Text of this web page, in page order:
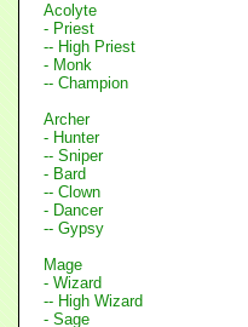
Acolyte
- Priest
-- High Priest
- Monk
-- Champion
Archer
- Hunter
-- Sniper
- Bard
-- Clown
- Dancer
-- Gypsy
Mage
- Wizard
-- High Wizard
- Sage